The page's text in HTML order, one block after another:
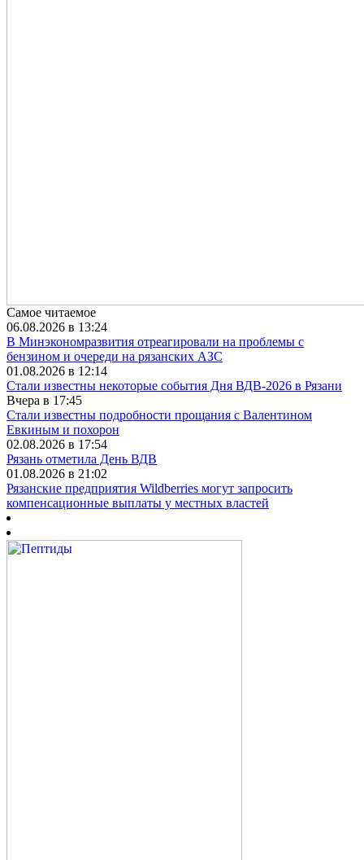
Самое читаемое
06.08.2026 в 13:24
В Минэкономразвития отреагировали на проблемы с
бензином и очереди на рязанских АЗС
01.08.2026 в 12:14
Стали известны некоторые события Дня ВДВ-2026 в Рязани
Вчера в 17:45
Стали известны подробности прощания с Валентином
Евкиным и похорон
02.08.2026 в 17:54
Рязань отметила День ВДВ
01.08.2026 в 21:02
Рязанские предприятия Wildberries могут запросить
компенсационные выплаты у местных властей